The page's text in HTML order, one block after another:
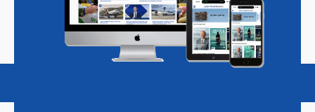
Magazine Podcasts Vacatures